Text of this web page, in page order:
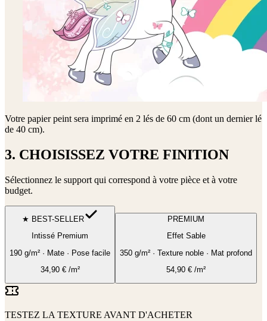
Votre papier peint sera imprimé en 2 lés de 60 cm (dont un dernier lé
de 40 cm).
3. CHOISISSEZ VOTRE FINITION
Sélectionnez le support qui correspond à votre pièce et à votre
budget.
★ BEST-SELLER
Intissé Premium
190 g/m² · Mate · Pose facile
34,90€/m²
PREMIUM
Effet Sable
350 g/m² · Texture noble · Mat profond
54,90 € /m²
TESTEZ LA TEXTURE AVANT D'ACHETER